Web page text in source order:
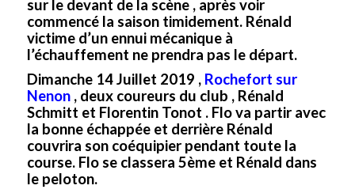
sur le devant de la scène , après voir
commencé la saison timidement. Rénald
victime d’un ennui mécanique à
l’échauffement ne prendra pas le départ.
Dimanche 14 Juillet 2019 , Rochefort sur
Nenon, deux coureurs du club , Rénald
Schmitt et Florentin Tonot . Flo va partir avec
la bonne échappée et derrière Rénald
couvrira son coéquipier pendant toute la
course. Flo se classera 5ème et Rénald dans
le peloton.